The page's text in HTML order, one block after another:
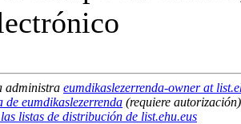
administra eumdikaslezerrenda-owner at
eumdikaslezerrenda (requiere autorización)
listas de distribución de list.ehu.eus